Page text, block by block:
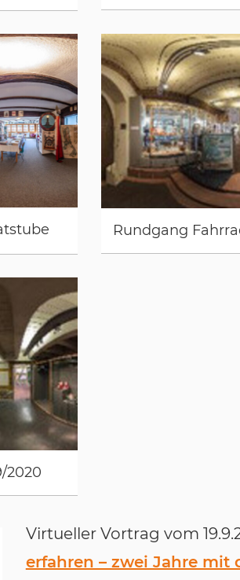
Rundgang
2020
Virtueller Vortrag vom
erfahren – zwei Jahre mit